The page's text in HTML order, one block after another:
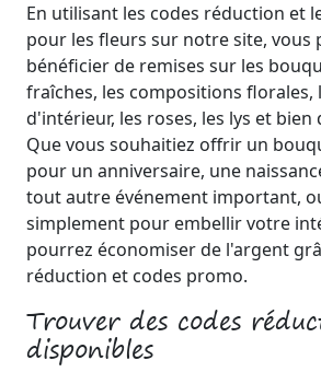
En utilisant les codes réduction et
pour les fleurs sur notre site, vous
bénéficier de remises sur les
fraîches, les compositions florales,
d'intérieur, les roses, les lys et bien
Que vous souhaitiez offrir un
pour un anniversaire, une
tout autre événement important,
simplement pour embellir votre
pourrez économiser de l'argent
réduction et codes promo.
Trouver des codes
disponibles